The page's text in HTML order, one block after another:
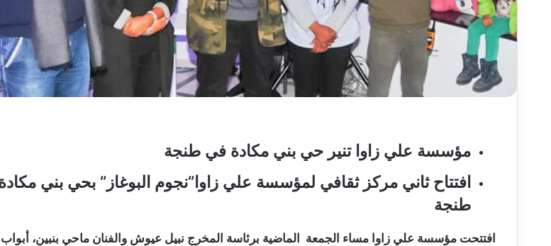
مؤسسة علي زاوا تنير حي بني مكادة في طنجة
افتتاح ثاني مركز ثقافي لمؤسسة علي زاوا”نجوم البوغاز” بحي بني
طنجة
افتتحت مؤسسة علي زاوا مساء الجمعة الماضية برئاسة المخرج نبيل عيوش والفنان ماحي بنبين،